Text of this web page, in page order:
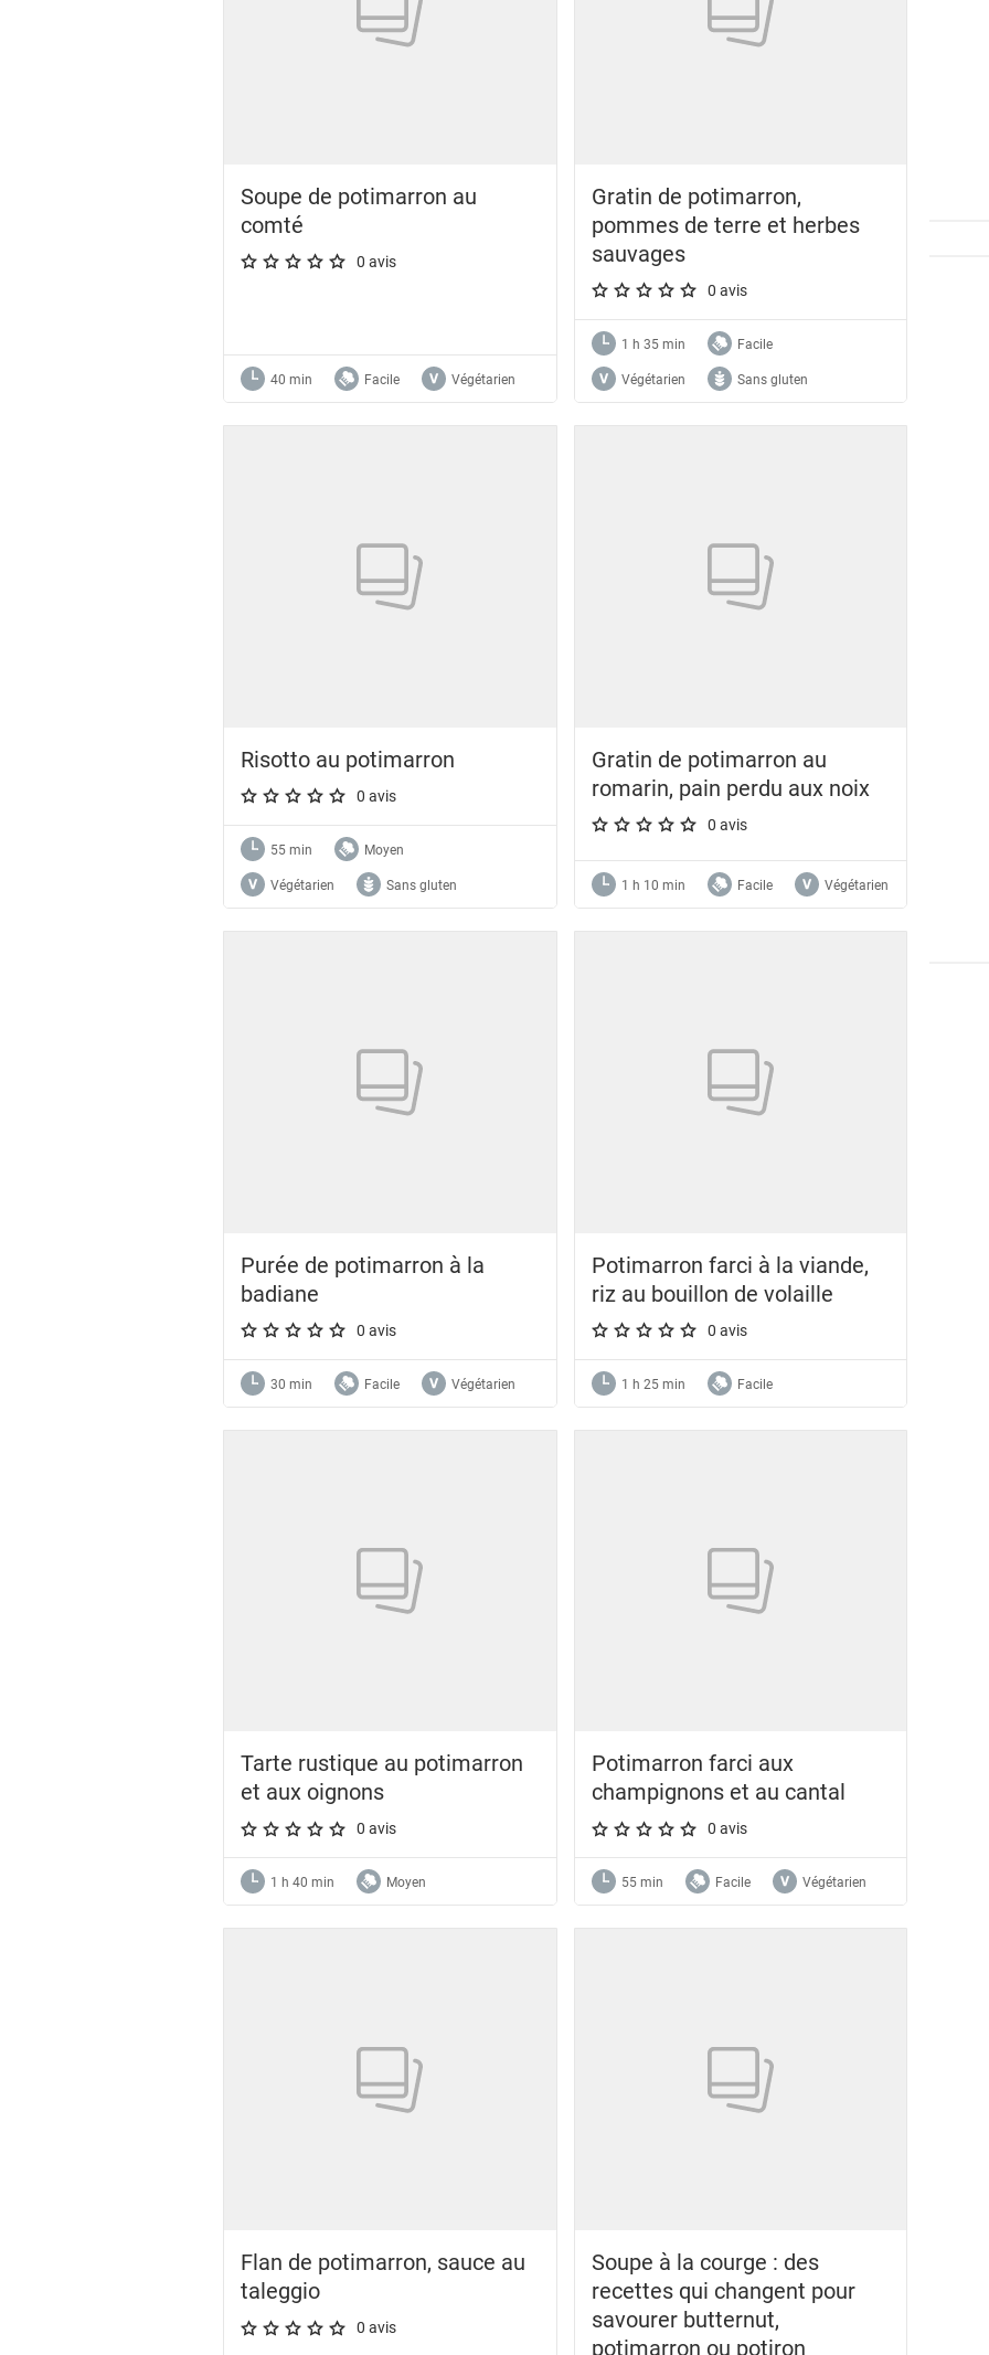
Soupe de potimarron au
comté
A star rating of 0 out of 5.
0 avis
40 min Facile Végétarien
Gratin de potimarron,
pommes de terre et herbes
sauvages
A star rating of 0 out of 5.
0 avis
1 h 35 min
Facile
Végétarien
Sans gluten
Risotto au potimarron
A star rating of 0 out of 5.
0 avis
55 min
Moyen
Végétarien
Sans gluten
Gratin de potimarron au
romarin, pain perdu aux noix
A star rating of 0 out of 5.
0 avis
1 h 10 min Facile Végétarien
Purée de potimarron à la
badiane
A star rating of 0 out of 5.
0 avis
30 min Facile Végétarien
Potimarron farci à la viande,
riz au bouillon de volaille
A star rating of 0 out of 5.
0 avis
1 h 25 min Facile
Tarte rustique au potimarron
et aux oignons
A star rating of 0 out of 5.
0 avis
1 h 40 min Moyen
Potimarron farci aux
champignons et au cantal
A star rating of 0 out of 5.
0 avis
55 min Facile Végétarien
Flan de potimarron, sauce au
taleggio
A star rating of 0 out of 5.
0 avis
Soupe à la courge : des
recettes qui changent pour
savourer butternut,
potimarron ou potiron